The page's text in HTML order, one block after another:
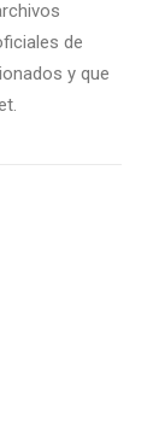
de
y que